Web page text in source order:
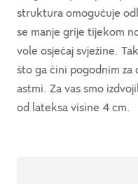
struktura omogućuje
se manje grije tijekom
vole osjećaj svježine.
što ga čini pogodnim za
astmi. Za vas smo
od lateksa visine 4 cm.